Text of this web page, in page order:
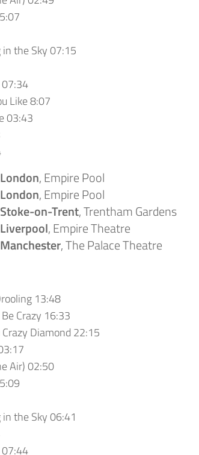
in the Sky 07:15
Like 8:07
03:43
London, Empire Pool
London, Empire Pool
Stoke-on-Trent, Trentham Gardens
Liverpool, Empire Theatre
Manchester, The Palace Theatre
13:48
Be Crazy 16:33
Crazy Diamond 22:15
Air) 02:50
in the Sky 06:41